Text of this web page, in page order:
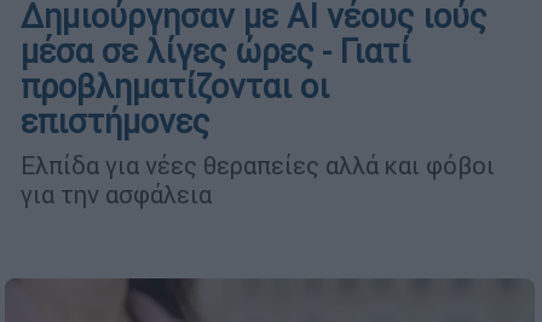
Δημιούργησαν με AI νέους ιούς
μέσα σε λίγες ώρες - Γιατί
προβληματίζονται οι
επιστήμονες
Ελπίδα για νέες θεραπείες αλλά και φόβοι
για την ασφάλεια